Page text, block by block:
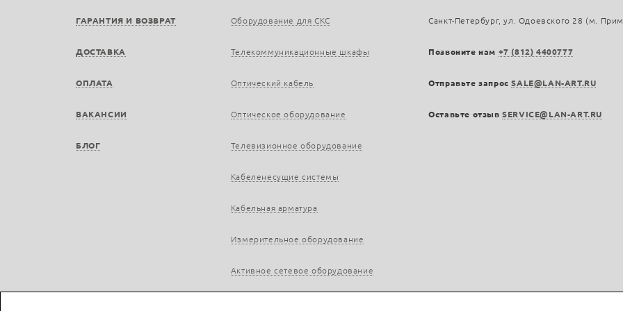
ГАРАНТИЯ И ВОЗВРАТ
ДОСТАВКА
ОПЛАТА
ВАКАНСИИ
БЛОГ
Оборудование для СКС
Телекоммуникационные шкафы
Оптический кабель
Оптическое оборудование
Телевизионное оборудование
Кабеленесущие системы
Кабельная арматура
Измерительное оборудование
Активное сетевое оборудование
Санкт-Петербург, ул. Одоевского 28 (м.
Позвоните нам +7 (812) 4400777
Отправьте запросSALE@LAN-ART.RU
Оставьте отзывSERVICE@LAN-ART.RU